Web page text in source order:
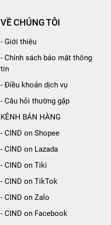
VỀ CHÚNG TÔI
- Giới thiệu
- Chính sách bảo mật thông
tin
- Điều khoản dịch vụ
- Câu hỏi thường gặp
KÊNH BÁN HÀNG
- CIND on Shopee
- CIND on Lazada
- CIND on Tiki
- CIND on TikTok
- CIND on Zalo
- CIND on Facebook